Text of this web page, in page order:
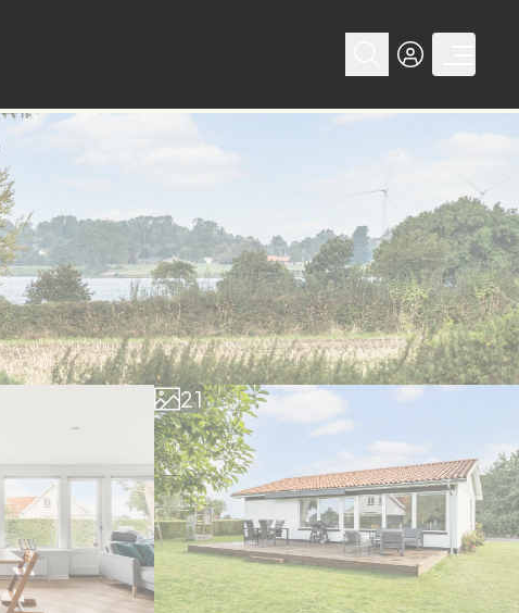
0
1
2
3
4
5
6
7
8
9
0
1
2
3
4
5
6
7
8
9